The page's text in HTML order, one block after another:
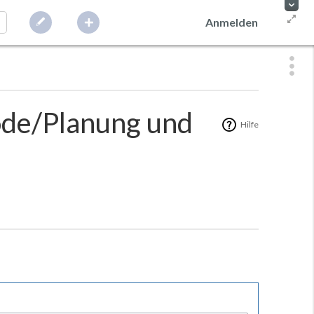
Anmelden
Hilfe
Planung und